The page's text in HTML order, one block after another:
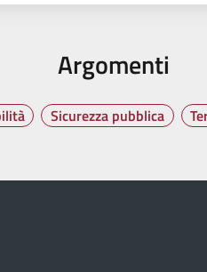
Argomenti
Sicurezza pubblica